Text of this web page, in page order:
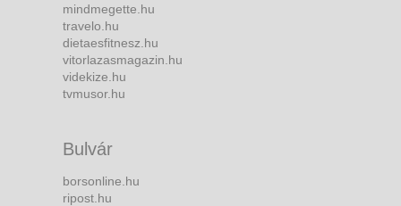
mindmegette.hu
travelo.hu
dietaesfitnesz.hu
vitorlazasmagazin.hu
videkize.hu
tvmusor.hu
Bulvár
borsonline.hu
ripost.hu